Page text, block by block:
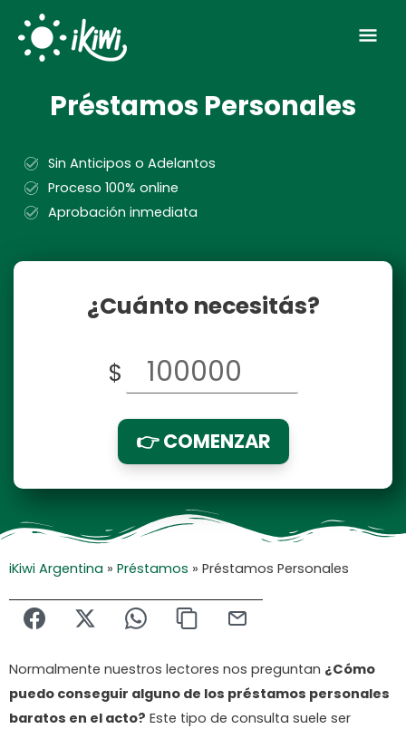
content
Préstamos Personales
Sin Anticipos o Adelantos
Proceso 100% online
Aprobación inmediata
¿Cuánto necesitás?
$
👉 COMENZAR
iKiwi Argentina » Préstamos » Préstamos Personales
Normalmente nuestros lectores nos preguntan ¿Cómo
puedo conseguir alguno de los préstamos personales
baratos en el acto? Este tipo de consulta suele ser